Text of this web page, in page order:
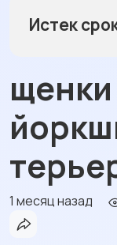
Истек
щенки
1 месяц назад